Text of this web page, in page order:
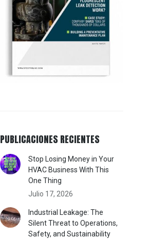
PUBLICACIONES RECIENTES
Stop Losing Money in Your
HVAC Business With This
One Thing
Julio 17, 2026
Industrial Leakage: The
Silent Threat to Operations,
Safety, and Sustainability